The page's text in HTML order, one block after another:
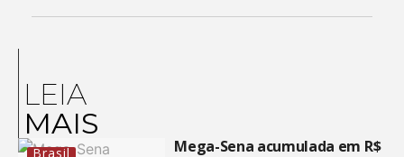
LEIA
MAIS
Brasil
Mega-Sena acumulada em R$